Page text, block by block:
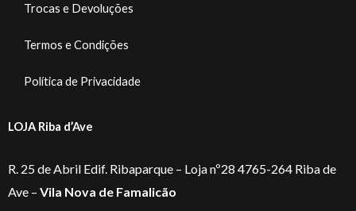
Trocas e Devoluções
Termos e Condições
Política de Privacidade
LOJA Riba d’Ave
R. 25 de Abril Edif. Ribaparque – Loja nº28 4765-264 Riba de
Ave – Vila Nova de Famalicão